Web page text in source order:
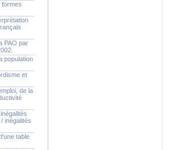
formes
PAO par
population
et
de la
inégalités
table